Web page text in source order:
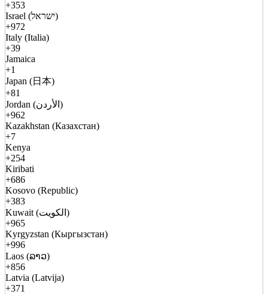
+353
Israel (ישראל)
+972
Italy (Italia)
+39
Jamaica
+1
Japan (日本)
+81
Jordan (الأردن)
+962
Kazakhstan (Казахстан)
+7
Kenya
+254
Kiribati
+686
Kosovo (Republic)
+383
Kuwait (الكويت)
+965
Kyrgyzstan (Кыргызстан)
+996
Laos (ລາວ)
+856
Latvia (Latvija)
+371